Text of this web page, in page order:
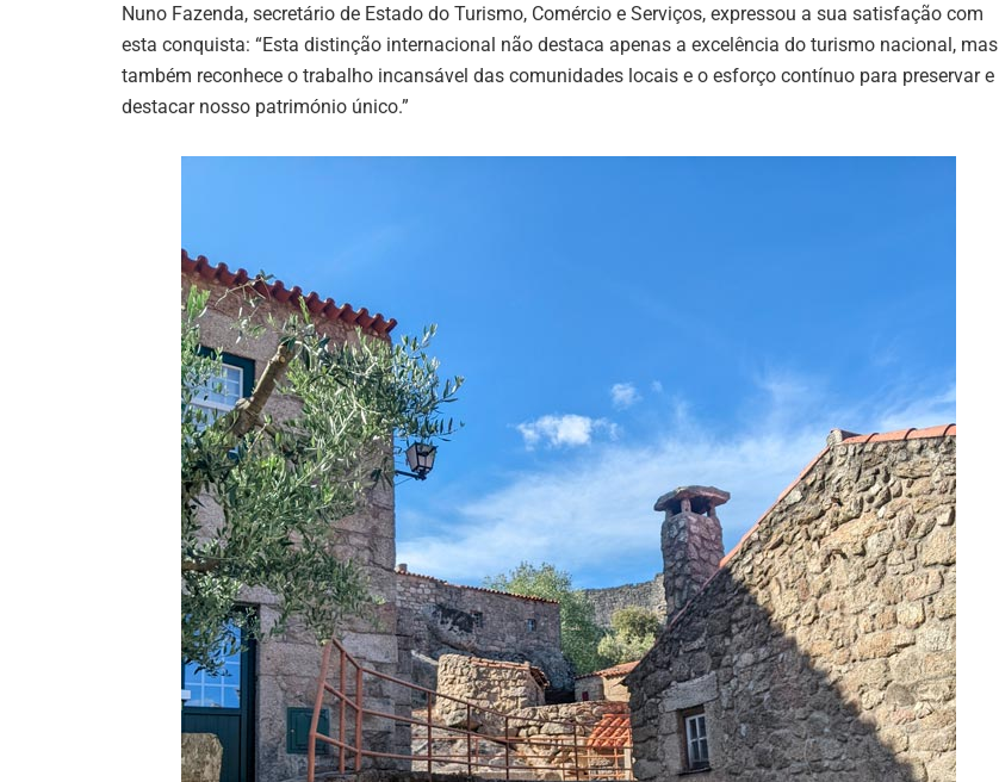
Nuno Fazenda, secretário de Estado do Turismo, Comércio e Serviços, expressou a sua satisfação com
esta conquista: “Esta distinção internacional não destaca apenas a excelência do turismo nacional, mas
também reconhece o trabalho incansável das comunidades locais e o esforço contínuo para preservar e
destacar nosso património único.”